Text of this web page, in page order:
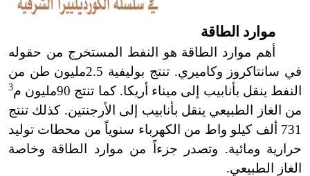
موارد الطاقة
أهم موارد الطاقة هو النفط المستخرج من حقوله
في سانتاكروز وكاميري. تنتج بوليفية 2.5مليون طن من
النفط ينقل بأنابيب إلى ميناء أريكا. كما تنتج 90مليون م
3
من الغاز الطبيعي ينقل بأنابيب إلى الأرجنتين. كذلك تنتج
731 ألف كيلو واط من الكهرباء سنوياً من محطات توليد
حرارية ومائية. وتصدر جزءاً من موارد الطاقة وخاصة
الغاز الطبيعي.